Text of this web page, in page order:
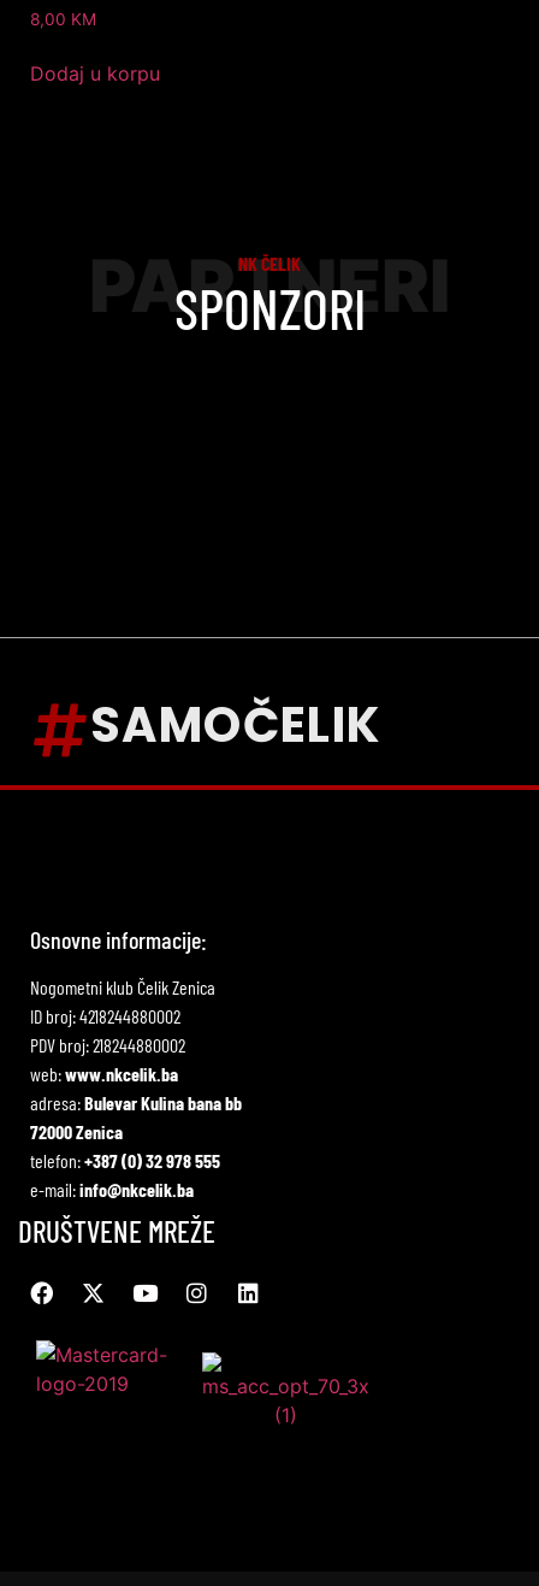
8,00 KM
Dodaj u korpu
PARTNERI
NK ČELIK
SPONZORI
SAMOČELIK
Osnovne informacije:
Nogometni klub Čelik Zenica
ID broj: 4218244880002
PDV broj: 218244880002
web:www.nkcelik.ba
adresa:Bulevar Kulina bana bb
72000 Zenica
telefon:+387 (0) 32 978 555
e-mail:info@nkcelik.ba
DRUŠTVENE MREŽE